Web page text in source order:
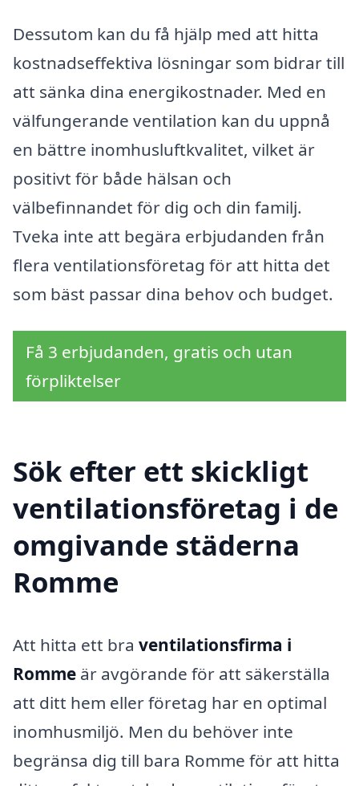
Dessutom kan du få hjälp med att hitta
kostnadseffektiva lösningar som bidrar till
att sänka dina energikostnader. Med en
välfungerande ventilation kan du uppnå
en bättre inomhusluftkvalitet, vilket är
positivt för både hälsan och
välbefinnandet för dig och din familj.
Tveka inte att begära erbjudanden från
flera ventilationsföretag för att hitta det
som bäst passar dina behov och budget.
Få 3 erbjudanden, gratis och utan
förpliktelser
Sök efter ett skickligt
ventilationsföretag i de
omgivande städerna
Romme
Att hitta ett bra ventilationsfirma i
Romme är avgörande för att säkerställa
att ditt hem eller företag har en optimal
inomhusmiljö. Men du behöver inte
begränsa dig till bara Romme för att hitta